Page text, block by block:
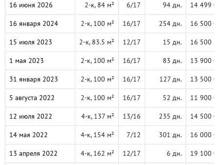
16 июня 2026 2-к, 84 м² 6/17 94 дн. 14 499
16 января 2024 2-к, 100 м² 16/17 254 дн. 16 500
15 июля 2023 2-к, 83.5 м² 12/17 15 дн. 16 500
1 мая 2023 2-к, 100 м² 16/17 83 дн. 13 900
31 января 2023 2-к, 100 м² 16/17 127 дн. 13 500
5 августа 2022 2-к, 100 м² 16/17 52 дн. 11 900
12 июля 2022 4-к, 137 м² 13/16 235 дн. 14 500
14 мая 2022 4-к, 154 м² 7/12 301 дн. 16 000
13 апреля 2022 4-к, 162 м² 12/17 6 дн. 19 100